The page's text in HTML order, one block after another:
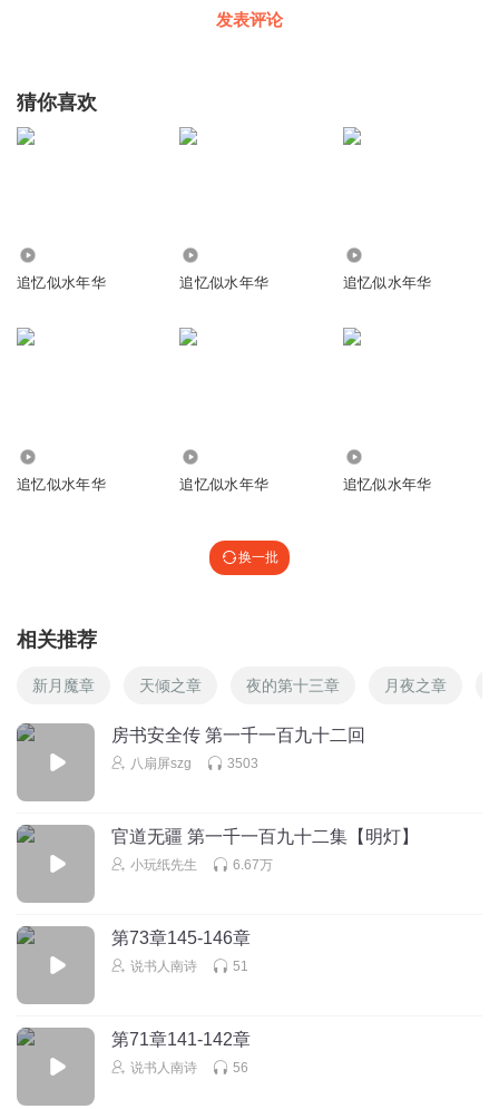
发表评论
猜你喜欢
追忆似水年华 追忆似水年华 追忆似水年华
追忆似水年华 追忆似水年华 追忆似水年华
换一批
相关推荐
新月魔章 天倾之章 夜的第十三章 月夜之章
房书安全传 第一千一百九十二回
八扇屏szg 3503
官道无疆 第一千一百九十二集【明灯】
小玩纸先生 6.67万
第73章145-146章
说书人南诗 51
第71章141-142章
说书人南诗 56